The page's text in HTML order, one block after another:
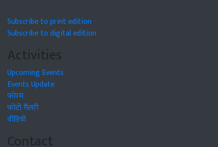
Subscribe to print edition
Subscribe to digital edition
Activities
Upcoming Events
Events Update
फोरम
फोटो गैलरी
वीडियो
Contact